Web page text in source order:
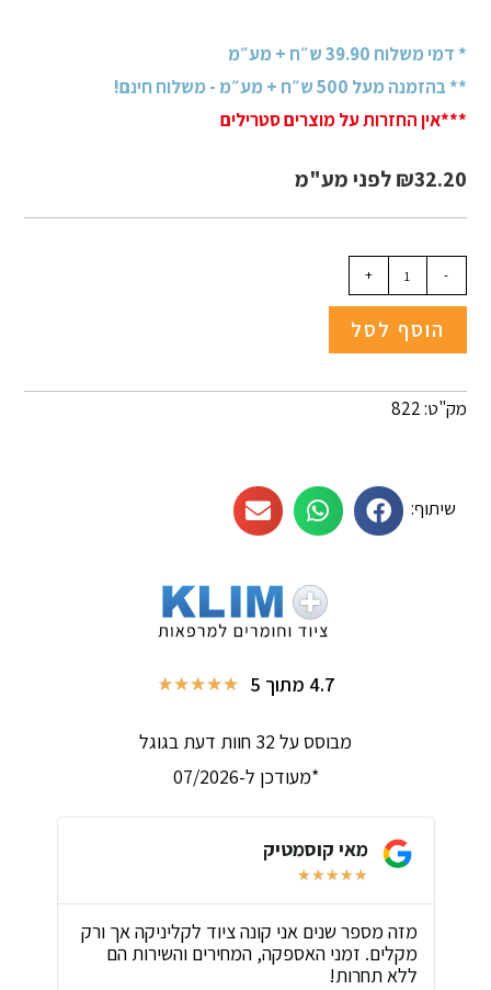
* דמי משלוח 39.90 ש״ח + מע״מ
** בהזמנה מעל 500 ש״ח + מע״מ - משלוח חינם!
***אין החזרות על מוצרים סטרילים
₪32.20 לפני מע"מ
-
+
הוסף לסל
מק"ט: 822
שיתוף:
4.7 מתוך 5 ★
★
★
★
★
מבוסס על 32 חוות דעת בגוגל
*מעודכן ל-07/2026
מאי קוסמטיק
★
★
★
★
★
מזה מספר שנים אני קונה ציוד לקליניקה אך ורק
מקלים. זמני האספקה, המחירים והשירות הם
ללא תחרות!